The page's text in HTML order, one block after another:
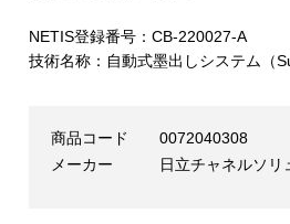
NETIS登録番号：CB-220027-A
技術名称：自動式墨出しシステム（
商品コード
0072040308
メーカー
日立チャネルソリ